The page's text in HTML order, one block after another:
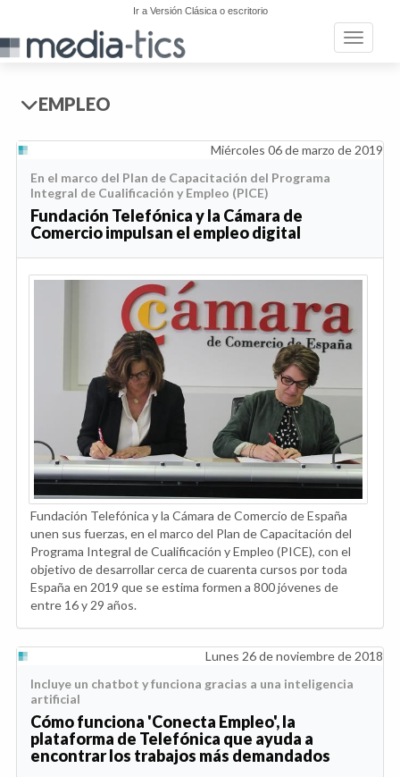
Ir a Versión Clásica o escritorio
Toggle
EMPLEO
Miércoles 06 de marzo de 2019
En el marco del Plan de Capacitación del Programa
Integral de Cualificación y Empleo (PICE)
Fundación Telefónica y la Cámara de
Comercio impulsan el empleo digital
Fundación Telefónica y la Cámara de Comercio de España
unen sus fuerzas, en el marco del Plan de Capacitación del
Programa Integral de Cualificación y Empleo (PICE), con el
objetivo de desarrollar cerca de cuarenta cursos por toda
España en 2019 que se estima formen a 800 jóvenes de
entre 16 y 29 años.
Lunes 26 de noviembre de 2018
Incluye un chatbot y funciona gracias a una inteligencia
artificial
Cómo funciona 'Conecta Empleo', la
plataforma de Telefónica que ayuda a
encontrar los trabajos más demandados